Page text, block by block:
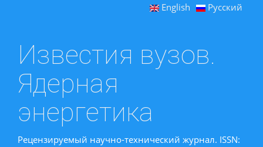
English Русский
Известия вузов.
Ядерная
энергетика
Рецензируемый научно-технический журнал. ISSN: